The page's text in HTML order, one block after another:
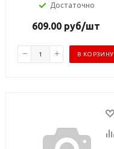
Достаточно
609.00руб/шт
В КОРЗИНУ